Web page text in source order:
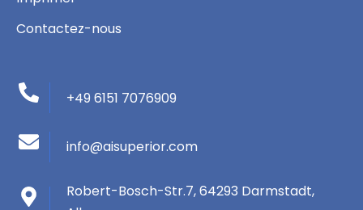
Contactez-nous
+49 6151 7076909
info@aisuperior.com
Robert-Bosch-Str.7, 64293 Darmstadt,